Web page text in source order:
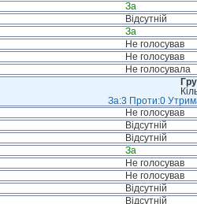
За
Відсутній
За
Не голосував
Не голосував
Не голосувала
За:3 Проти:0
Не голосував
Відсутній
Відсутній
За
Не голосував
Не голосував
Відсутній
Відсутній